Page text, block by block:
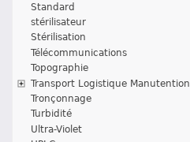
Standard
stérilisateur
Stérilisation
Télécommunications
Topographie
Transport Logistique Manutention
Tronçonnage
Turbidité
Ultra-Violet